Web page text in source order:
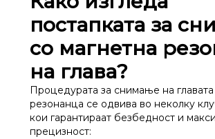
постапката за
со магнетна
на глава?
Процедурата за снимање на
резонанца се одвива во неколку
кои гарантираат безбедност и
прецизност: